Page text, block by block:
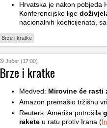
Hrvatska je nakon pobjeda
Konferencijske lige
nacionalnih koeficijenata,
Brze i kratke
Jučer (17:00)
Brze i kratke
Medved: Mirovine će rasti
Amazon premašio tržišnu
Reuters: Amerika potrošila
rakete u ratu protiv Irana (